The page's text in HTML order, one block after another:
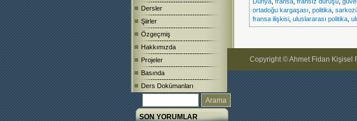
Dersler
Şiirler
Özgeçmiş
Hakkımızda
Projeler
Basında
Ders Dokümanları
SON YORUMLAR
ortadoğu kargaşası politika sarkozi
fransa ilişkisi uluslararası politika
Copyright © Ahmet Fidan Kişisel